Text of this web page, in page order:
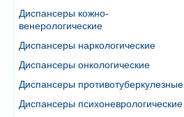
Диспансеры кожно-
венерологические
Диспансеры наркологические
Диспансеры онкологические
Диспансеры противотуберкулезные
Диспансеры психоневрологические